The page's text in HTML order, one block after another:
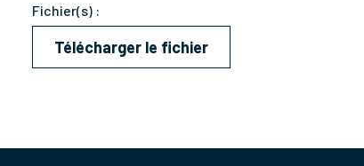
Fichier(s) :
Télécharger le fichier